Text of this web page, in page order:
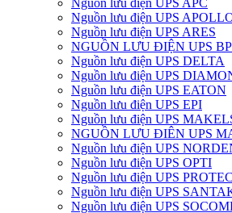
Nguồn lưu điện UPS APC
Nguồn lưu điện UPS
Nguồn lưu điện UPS ARES
NGUỒN LƯU ĐIỆN UPS
Nguồn lưu điện UPS DELTA
Nguồn lưu điện UPS
Nguồn lưu điện UPS EATON
Nguồn lưu điện UPS EPI
Nguồn lưu điện UPS
NGUỒN LƯU ĐIÊN UPS
Nguồn lưu điện UPS
Nguồn lưu điện UPS OPTI
Nguồn lưu điện UPS
Nguồn lưu điện UPS
Nguồn lưu điện UPS